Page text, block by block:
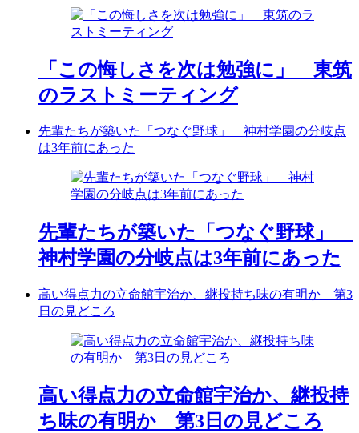
「この悔しさを次は勉強に」 東筑
のラストミーティング
先輩たちが築いた「つなぐ野球」 神村学園の分岐点
は3年前にあった
先輩たちが築いた「つなぐ野球」
神村学園の分岐点は3年前にあった
高い得点力の立命館宇治か、継投持ち味の有明か 第3
日の見どころ
高い得点力の立命館宇治か、継投持
ち味の有明か 第3日の見どころ